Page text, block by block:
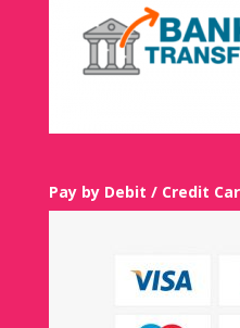
Pay by Debit / Credit